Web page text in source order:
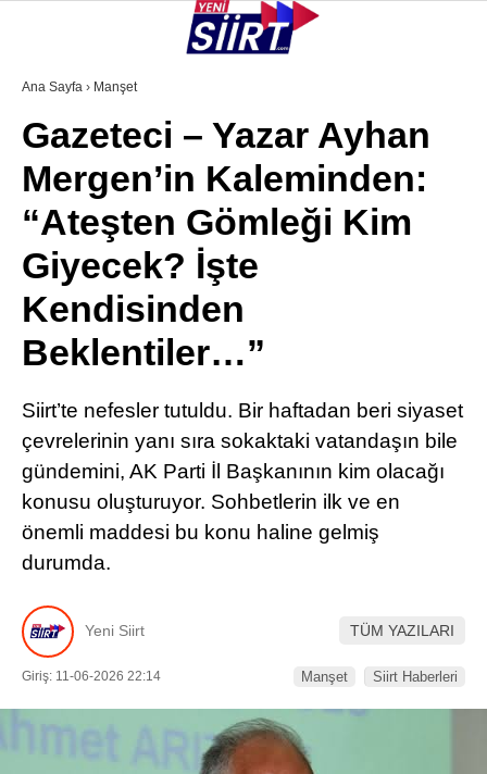
YAZARLAR
KURTALAN
ERUH
BAYKAN
PERVARI
ŞIRVAN
GÜNDEM
NÖBETÇI ECZANELER
Ana Sayfa › Manşet
Gazeteci – Yazar Ayhan
Mergen’in Kaleminden:
“Ateşten Gömleği Kim
Giyecek? İşte
Kendisinden
Beklentiler…”
Siirt’te nefesler tutuldu. Bir haftadan beri siyaset
çevrelerinin yanı sıra sokaktaki vatandaşın bile
gündemini, AK Parti İl Başkanının kim olacağı
konusu oluşturuyor. Sohbetlerin ilk ve en
önemli maddesi bu konu haline gelmiş
durumda.
Yeni Siirt TÜM YAZILARI
Giriş: 11-06-2026 22:14 Manşet Siirt Haberleri